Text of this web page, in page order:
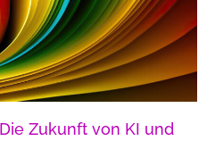
Zukunft von KI und